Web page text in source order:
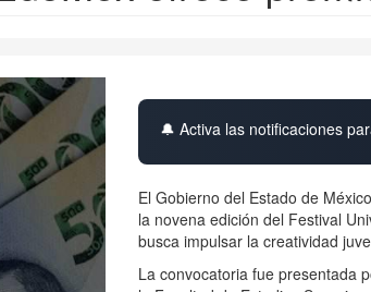
🔔 Activa las notificaciones
El Gobierno del Estado de
la novena edición del Festival
busca impulsar la creatividad
La convocatoria fue presentada